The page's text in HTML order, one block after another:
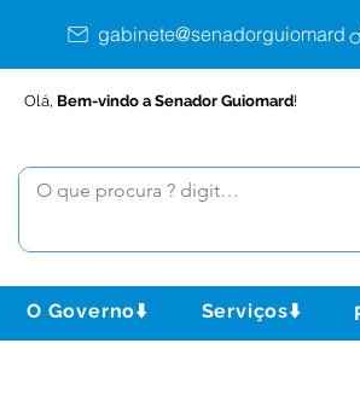
Olá, Bem-vindo a Senador Guiomard!
O Governo⬇️ Serviços⬇️